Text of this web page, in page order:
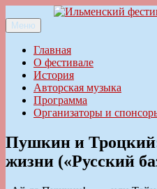
к
содержимому
Ильменский фестиваль
Меню
Главная
О фестивале
История
Авторская музыка
Программа
Организаторы и
Пушкин и
жизни («Русский